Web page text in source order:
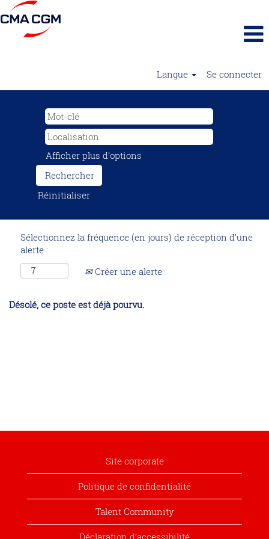
Langue Se connecter
Afficher plus d’options
Réinitialiser
Sélectionnez la fréquence (en jours) de réception d’une
alerte :
Créer une alerte
Désolé, ce poste est déjà pourvu.
Site corporate
Politique de confidentialité
Talent Community
Déclaration d’accessibilité